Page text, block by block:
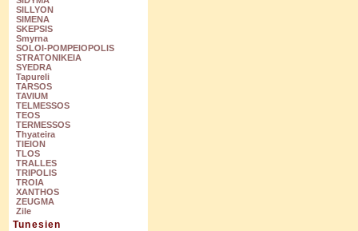
SILLYON
SIMENA
SKEPSIS
Smyrna
SOLOI-POMPEIOPOLIS
STRATONIKEIA
SYEDRA
Tapureli
TARSOS
TAVIUM
TELMESSOS
TEOS
TERMESSOS
Thyateira
TIEION
TLOS
TRALLES
TRIPOLIS
TROIA
XANTHOS
ZEUGMA
Zile
Tunesien